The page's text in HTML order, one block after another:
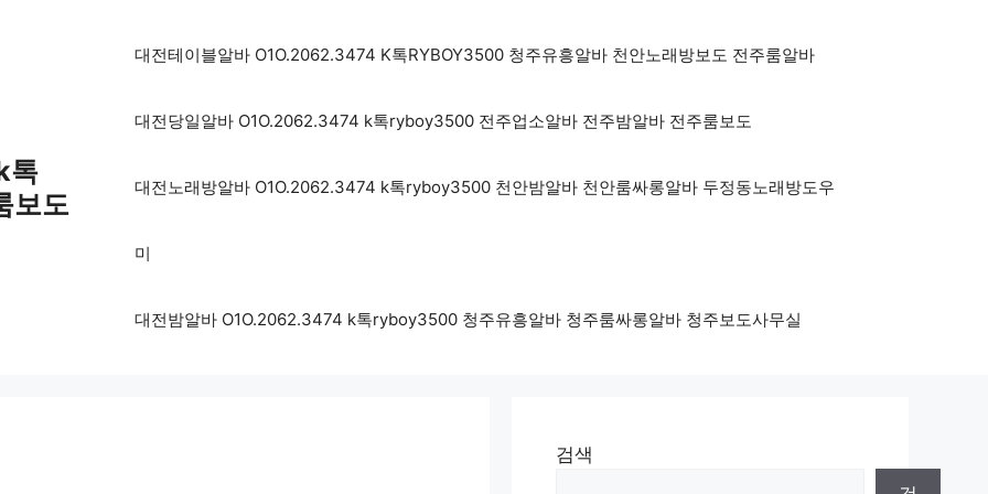
톡
보도
대전테이블알바 O1O.2062.3474 K톡RYBOY3500 청주유흥알바 천안노래방보도 전주룸알바
대전당일알바 O1O.2062.3474 k톡ryboy3500 전주업소알바 전주밤알바 전주룸보도
대전노래방알바 O1O.2062.3474 k톡ryboy3500 천안밤알바 천안룸싸롱알바 두정동노래방도우
미
대전밤알바 O1O.2062.3474 k톡ryboy3500 청주유흥알바 청주룸싸롱알바 청주보도사무실
검색